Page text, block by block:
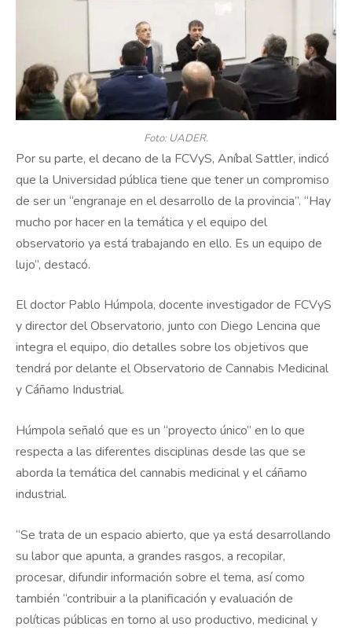
Foto: UADER.
Por su parte, el decano de la FCVyS, Aníbal Sattler, indicó
que la Universidad pública tiene que tener un compromiso
de ser un “engranaje en el desarrollo de la provincia”. “Hay
mucho por hacer en la temática y el equipo del
observatorio ya está trabajando en ello. Es un equipo de
lujo”, destacó.
El doctor Pablo Húmpola, docente investigador de FCVyS
y director del Observatorio, junto con Diego Lencina que
integra el equipo, dio detalles sobre los objetivos que
tendrá por delante el Observatorio de Cannabis Medicinal
y Cáñamo Industrial.
Húmpola señaló que es un “proyecto único” en lo que
respecta a las diferentes disciplinas desde las que se
aborda la temática del cannabis medicinal y el cáñamo
industrial.
“Se trata de un espacio abierto, que ya está desarrollando
su labor que apunta, a grandes rasgos, a recopilar,
procesar, difundir información sobre el tema, así como
también “contribuir a la planificación y evaluación de
políticas públicas en torno al uso productivo, medicinal y